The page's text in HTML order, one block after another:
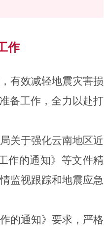
作
有效减轻地震灾害损
备工作，全力以赴打
关于强化云南地区近
作的通知》等文件精
监视跟踪和地震应急
的通知》要求，严格